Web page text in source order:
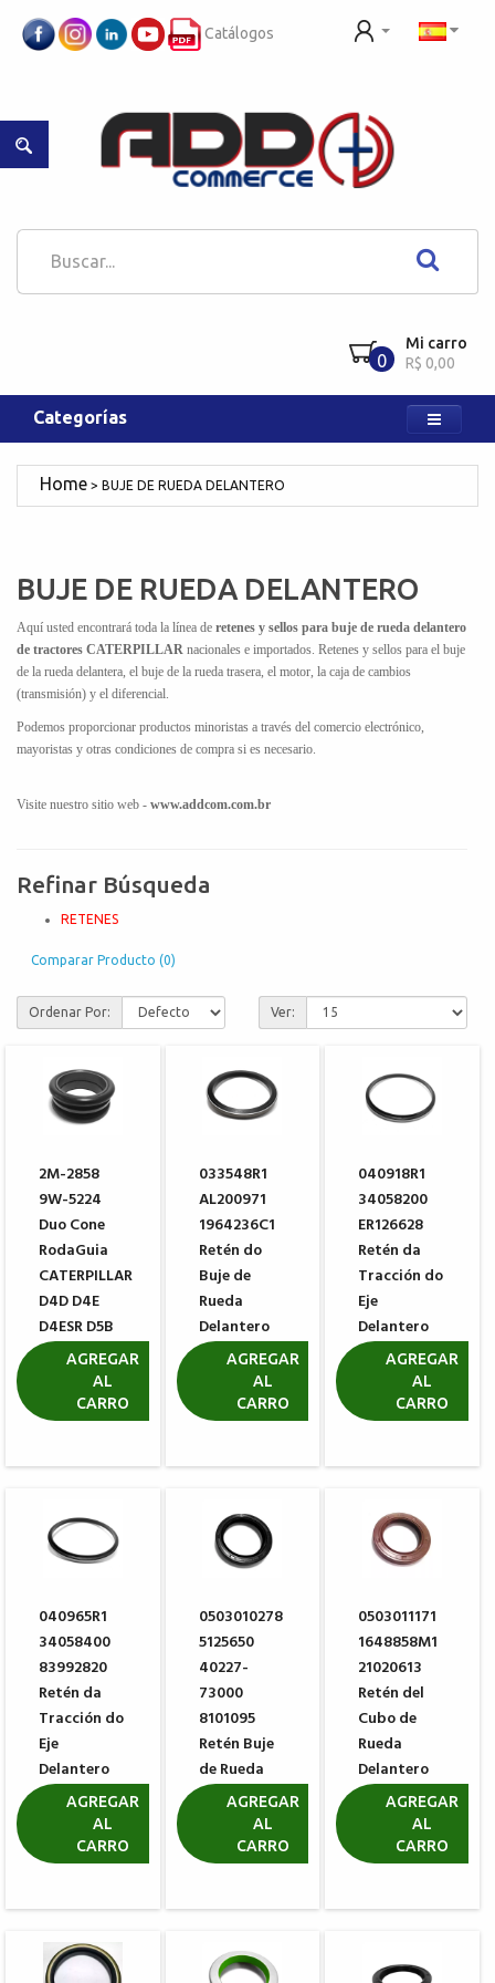
Catálogos
0
Mi carro
R$ 0,00
Categorías
BUJE DE RUEDA DELANTERO
BUJE DE RUEDA DELANTERO
Aquí usted encontrará toda la línea de retenes y sellos para buje de rueda delantero
de tractores CATERPILLAR nacionales e importados. Retenes y sellos para el buje
de la rueda delantera, el buje de la rueda trasera, el motor, la caja de cambios
(transmisión) y el diferencial.
Podemos proporcionar productos minoristas a través del comercio electrónico,
mayoristas y otras condiciones de compra si es necesario.
Visite nuestro sitio web - www.addcom.com.br
Refinar Búsqueda
RETENES
Comparar Producto (0)
Ordenar Por: Ver:
2M-2858
9W-5224
Duo Cone
RodaGuia
CATERPILLAR
D4D D4E
D4ESR D5B
D5E
R$ 143,45
AGREGAR
AL
CARRO
033548R1
AL200971
1964236C1
Retén do
Buje de
Rueda
Delantero
ZF
0734309422
R$ 229,81
AGREGAR
AL
CARRO
040918R1
34058200
ER126628
Retén da
Tracción do
Eje
Delantero
Carraro
R$ 57,46
AGREGAR
AL
CARRO
040965R1
34058400
83992820
Retén da
Tracción do
Eje
Delantero
Carraro
R$ 43,65
AGREGAR
AL
CARRO
0503010278
5125650
40227-
73000
8101095
Retén Buje
de Rueda
CARRARO
R$ 9,26
AGREGAR
AL
CARRO
0503011171
1648858M1
21020613
Retén del
Cubo de
Rueda
Delantero
CARRARO
R$ 33,20
AGREGAR
AL
CARRO